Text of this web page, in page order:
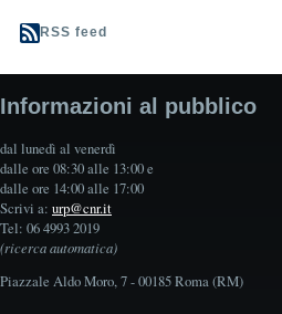
RSS feed
Informazioni al pubblico
dal lunedì al venerdì
dalle ore 08:30 alle 13:00 e
dalle ore 14:00 alle 17:00
Scrivi a: urp@cnr.it
Tel: 06 4993 2019
(ricerca automatica)
Piazzale Aldo Moro, 7 - 00185 Roma (RM)